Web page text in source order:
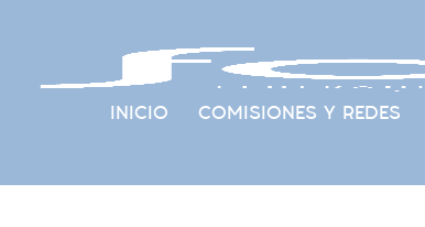
INICIO COMISIONES Y REDES